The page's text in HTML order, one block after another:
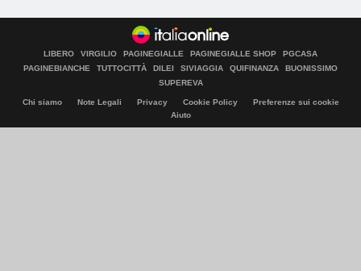
LIBERO VIRGILIO PAGINEGIALLE PAGINEGIALLE SHOP
PGCASA
PAGINEBIANCHE
TUTTOCITTÀ DILEI SIVIAGGIA QUIFINANZA
BUONISSIMO
SUPEREVA
Chi siamo Note Legali Privacy Cookie Policy
Preferenze sui cookie
Aiuto